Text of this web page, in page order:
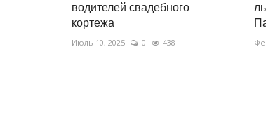
водителей свадебного
кортежа
Июль 10, 2025 0 438